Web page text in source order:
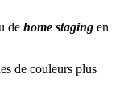
de home staging en
de couleurs plus